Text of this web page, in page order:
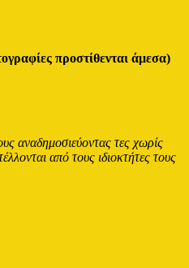
προστίθενται άμεσα)
αναδημοσιεύοντας τες χωρίς
από τους ιδιοκτήτες τους